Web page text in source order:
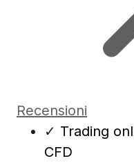
Recensioni
✓ Trading
CFD